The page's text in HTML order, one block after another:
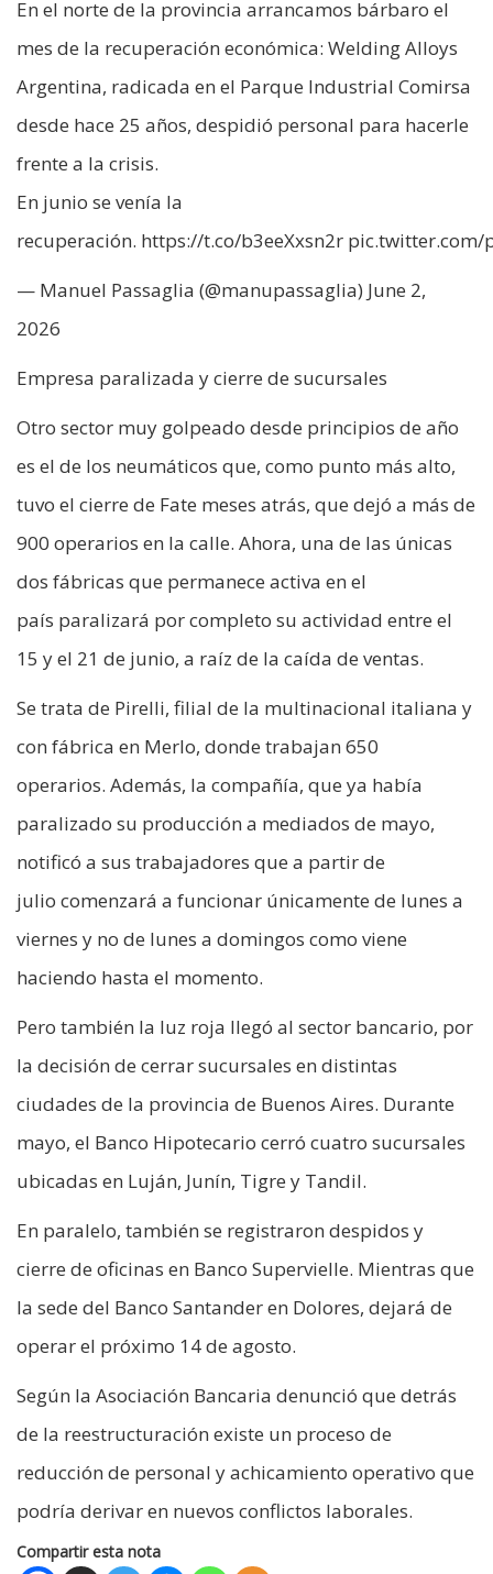
En el norte de la provincia arrancamos bárbaro el
mes de la recuperación económica: Welding Alloys
Argentina, radicada en el Parque Industrial Comirsa
desde hace 25 años, despidió personal para hacerle
frente a la crisis.
En junio se venía la
recuperación. https://t.co/b3eeXxsn2r pic.twitter.com/
— Manuel Passaglia (@manupassaglia) June 2,
2026
Empresa paralizada y cierre de sucursales
Otro sector muy golpeado desde principios de año
es el de los neumáticos que, como punto más alto,
tuvo el cierre de Fate meses atrás, que dejó a más de
900 operarios en la calle. Ahora, una de las únicas
dos fábricas que permanece activa en el
país paralizará por completo su actividad entre el
15 y el 21 de junio, a raíz de la caída de ventas.
Se trata de Pirelli, filial de la multinacional italiana y
con fábrica en Merlo, donde trabajan 650
operarios. Además, la compañía, que ya había
paralizado su producción a mediados de mayo,
notificó a sus trabajadores que a partir de
julio comenzará a funcionar únicamente de lunes a
viernes y no de lunes a domingos como viene
haciendo hasta el momento.
Pero también la luz roja llegó al sector bancario, por
la decisión de cerrar sucursales en distintas
ciudades de la provincia de Buenos Aires. Durante
mayo, el Banco Hipotecario cerró cuatro sucursales
ubicadas en Luján, Junín, Tigre y Tandil.
En paralelo, también se registraron despidos y
cierre de oficinas en Banco Supervielle. Mientras que
la sede del Banco Santander en Dolores, dejará de
operar el próximo 14 de agosto.
Según la Asociación Bancaria denunció que detrás
de la reestructuración existe un proceso de
reducción de personal y achicamiento operativo que
podría derivar en nuevos conflictos laborales.
Compartir esta nota